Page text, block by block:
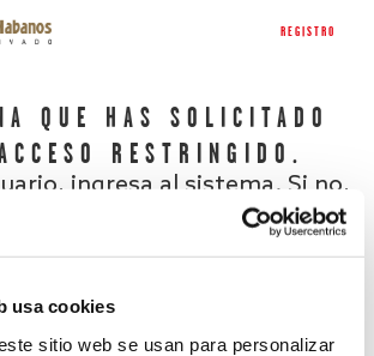
usa cookies
sitio web se usan para personalizar
REGISTRO
QUE HAS SOLICITADO
RESTRINGIDO.
ingresa al sistema. Si no,